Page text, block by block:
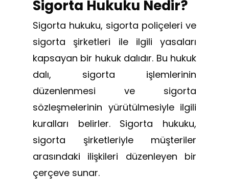
Sigorta Hukuku Nedir?
Sigorta hukuku, sigorta poliçeleri ve
sigorta şirketleri ile ilgili yasaları
kapsayan bir hukuk dalıdır. Bu hukuk
dalı, sigorta işlemlerinin
düzenlenmesi ve sigorta
sözleşmelerinin yürütülmesiyle ilgili
kuralları belirler. Sigorta hukuku,
sigorta şirketleriyle müşteriler
arasındaki ilişkileri düzenleyen bir
çerçeve sunar.